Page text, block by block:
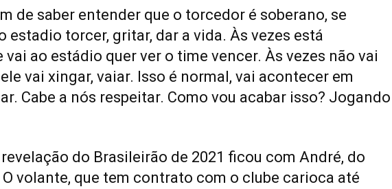
de saber entender que o torcedor é soberano, se
estadio torcer, gritar, dar a vida. Às vezes está
vai ao estádio quer ver o time vencer. Às vezes não vai
vai xingar, vaiar. Isso é normal, vai acontecer em
Cabe a nós respeitar. Como vou acabar isso? Jogando
do Brasileirão de 2021 ficou com André, do
volante, que tem contrato com o clube carioca até